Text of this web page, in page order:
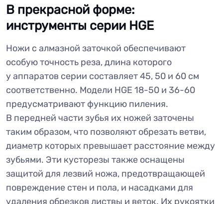
В прекрасной форме:
инструменты серии HGE
Ножи с алмазной заточкой обеспечивают
особую точность реза, длина которого
у аппаратов серии составляет 45, 50 и 60 см
соответственно. Модели HGE 18-50 и 36-60
предусматривают функцию пиления.
В передней части зубья их ножей заточены
таким образом, что позволяют обрезать ветви,
диаметр которых превышает расстояние между
зубьями. Эти кусторезы также оснащены
защитой для лезвий ножа, предотвращающей
повреждение стен и пола, и насадками для
удаления обрезков листвы и веток. Их рукоятки